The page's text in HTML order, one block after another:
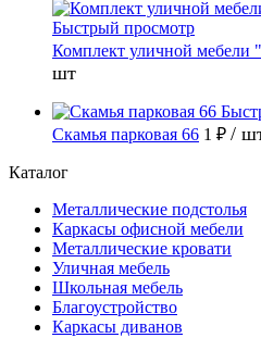
Быстрый просмотр
Комплект уличной мебели
шт
Скамья парковая 66 1 ₽ /
Каталог
Металлические подстолья
Каркасы офисной мебели
Металлические кровати
Уличная мебель
Школьная мебель
Благоустройство
Каркасы диванов